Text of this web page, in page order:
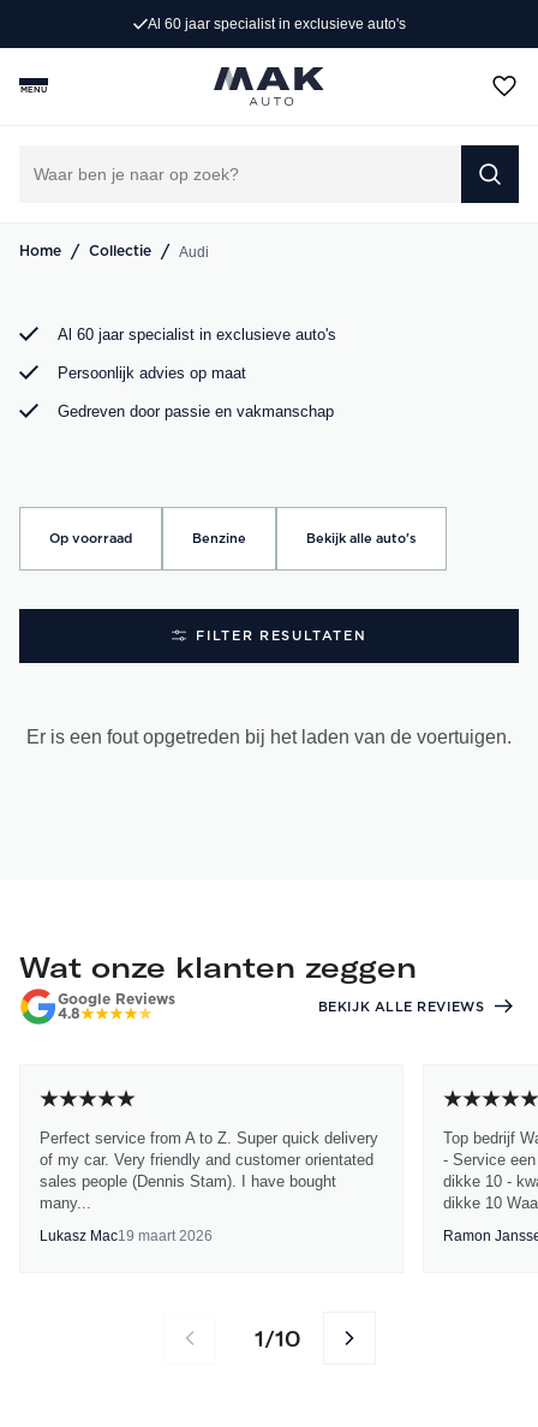
Al 60 jaar specialist in exclusieve auto's
MENU
Home / Collectie / Audi
Op zoek naar een exclusieve Audi occasion? Bij MAK
Auto vind je een zorgvuldig geselecteerd aanbod, van de
sportieve Audi A3 tot de krachtige Audi RS6. Bekijk ons
Al 60 jaar specialist in exclusieve auto's
Persoonlijk advies op maat
Gedreven door passie en vakmanschap
Op voorraad Benzine Bekijk alle auto's
FILTER RESULTATEN
Er is een fout opgetreden bij het laden van de voertuigen.
Wat onze klanten zeggen
Google Reviews
4.8
BEKIJK ALLE REVIEWS
Perfect service from A to Z. Super quick delivery
of my car. Very friendly and customer orientated
sales people (Dennis Stam). I have bought
many...
Lukasz Mac19 maart 2026
Top bedrijf
- Service
dikke 10 -
dikke 10
Ramon
1/10